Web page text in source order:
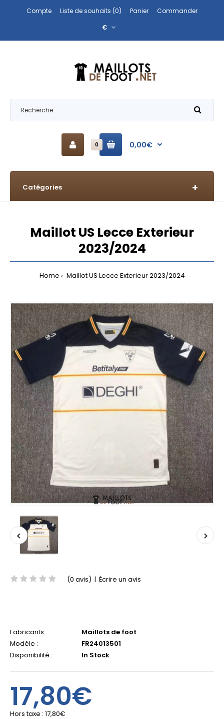
Compte Liste de souhaits (0) Panier
Commander
€
0 0,00€
Catégories
Maillot US Lecce Exterieur
2023/2024
Home Maillot US Lecce Exterieur 2023/2024
(0 avis) | Écrire un avis
Fabricants
Maillots de foot
Modèle :
FR24013501
Disponibilité :
In Stock
17,80€
Hors taxe : 17,80€